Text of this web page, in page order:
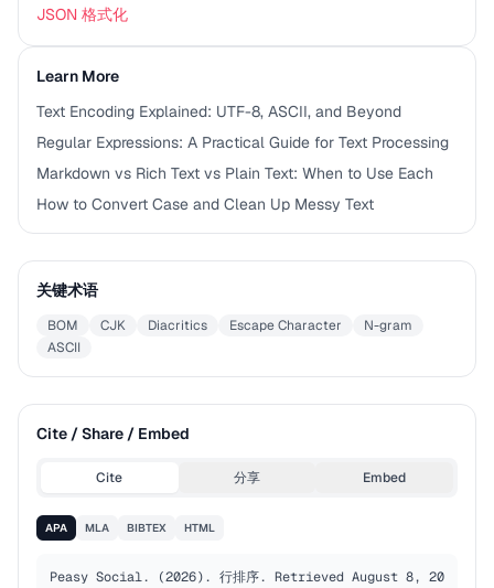
JSON 格式化
Learn More
Text Encoding Explained: UTF-8, ASCII, and Beyond
Regular Expressions: A Practical Guide for Text Processing
Markdown vs Rich Text vs Plain Text: When to Use Each
How to Convert Case and Clean Up Messy Text
关键术语
BOM CJK Diacritics Escape Character
N-gram
ASCII
Cite / Share / Embed
Cite 分享 Embed
APA MLA BIBTEX HTML
Peasy Social. (2026). 行排序. Retrieved August 8, 20